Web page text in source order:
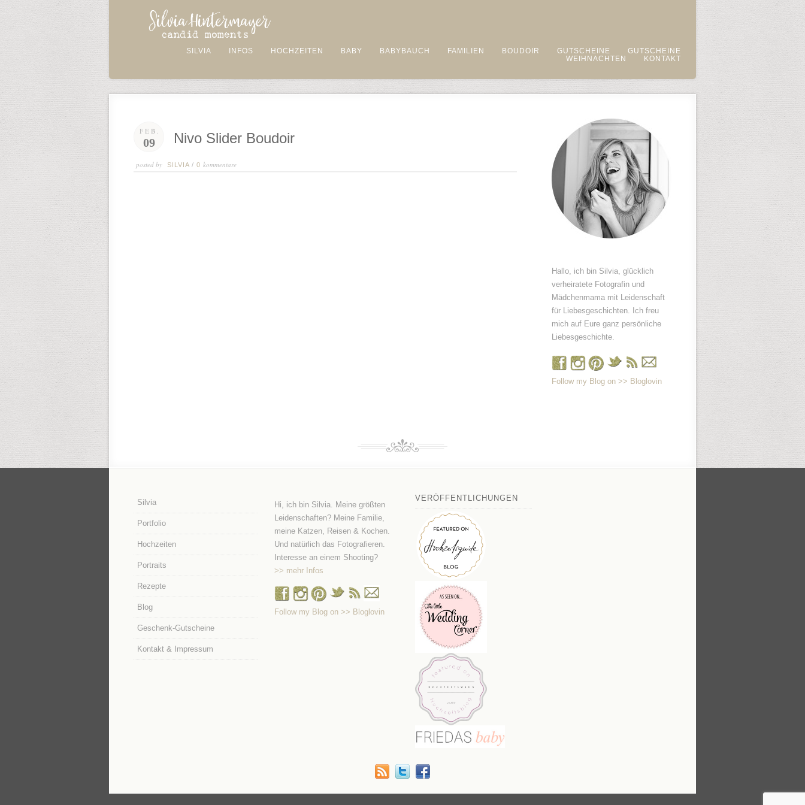
SILVIA INFOS HOCHZEITEN BABY BABYBAUCH FAMILIEN BOUDOIR GUTSCHEINE
GUTSCHEINE
WEIHNACHTEN
KONTAKT
FEB.
09 Nivo Slider Boudoir
posted by SILVIA / 0 kommentare
Hallo, ich bin Silvia, glücklich
verheiratete Fotografin und
Mädchenmama mit Leidenschaft
für Liebesgeschichten. Ich freu
mich auf Eure ganz persönliche
Liebesgeschichte.
Follow my Blog on >> Bloglovin
Silvia
Portfolio
Hochzeiten
Portraits
Rezepte
Blog
Geschenk-Gutscheine
Kontakt & Impressum
Hi, ich bin Silvia. Meine größten
Leidenschaften? Meine Familie,
meine Katzen, Reisen & Kochen.
Und natürlich das Fotografieren.
Interesse an einem Shooting?
>> mehr Infos
Follow my Blog on >> Bloglovin
VERÖFFENTLICHUNGEN